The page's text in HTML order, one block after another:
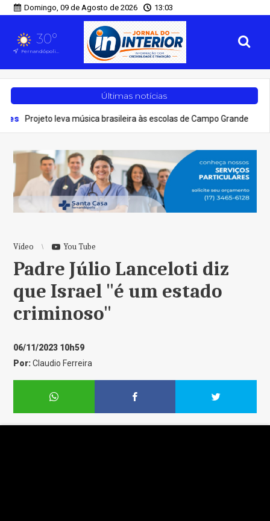
Domingo, 09 de Agosto de 2026 13:03
30°
Fernandópolis, SP
Últimas notícias
leva música brasileira às escolas de Campo Grande Geral
Vídeo You Tube
Padre Júlio Lanceloti diz
que Israel "é um estado
criminoso"
06/11/2023 10h59
Por:Claudio Ferreira